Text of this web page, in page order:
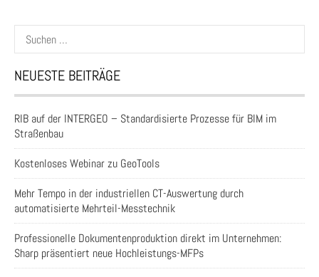
Suchen
nach:
NEUESTE BEITRÄGE
RIB auf der INTERGEO – Standardisierte Prozesse für BIM im
Straßenbau
Kostenloses Webinar zu GeoTools
Mehr Tempo in der industriellen CT-Auswertung durch
automatisierte Mehrteil-Messtechnik
Professionelle Dokumentenproduktion direkt im Unternehmen:
Sharp präsentiert neue Hochleistungs-MFPs